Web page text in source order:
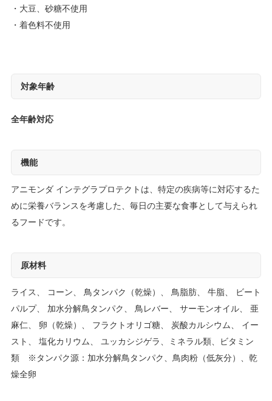
大豆、砂糖不使用
着色料不使用
対象年齢
全年齢対応
機能
アニモンダ インテグラプロテクトは、特定の疾病等に対応するた
めに栄養バランスを考慮した、毎日の主要な食事として与えられ
るフードです。
原材料
ライス、 コーン、 鳥タンパク（乾燥）、 鳥脂肪、 牛脂、 ビート
パルプ、 加水分解鳥タンパク、 鳥レバー、 サーモンオイル、 亜
麻仁、 卵（乾燥）、 フラクトオリゴ糖、 炭酸カルシウム、 イー
スト、 塩化カリウム、 ユッカシジゲラ、ミネラル類、ビタミン
類 ※タンパク源：加水分解鳥タンパク、鳥肉粉（低灰分）、乾
燥全卵